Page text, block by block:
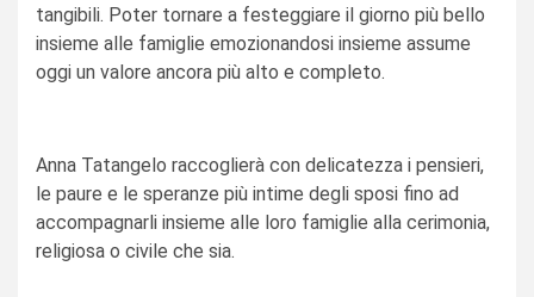
tangibili. Poter tornare a festeggiare il giorno più bello
insieme alle famiglie emozionandosi insieme assume
oggi un valore ancora più alto e completo.
Anna Tatangelo raccoglierà con delicatezza i pensieri,
le paure e le speranze più intime degli sposi fino ad
accompagnarli insieme alle loro famiglie alla cerimonia,
religiosa o civile che sia.